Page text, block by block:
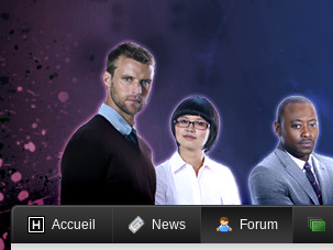
Accueil News Forum